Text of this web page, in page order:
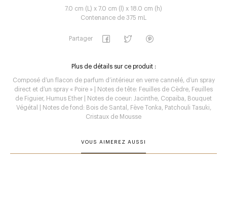
7.0 cm (L) x 7.0 cm (l) x 18.0 cm (h)
Contenance de 375 mL
Partager
Plus de détails sur ce produit :
Composé d’un flacon de parfum d’intérieur en verre cannelé, d’un spray
direct et d’un spray « Poire » | Notes de tête: Feuilles de Cèdre, Feuilles
de Figuier, Humus Ether | Notes de coeur: Jacinthe, Copaiba, Bouquet
Végétal | Notes de fond: Bois de Santal, Fève Tonka, Patchouli Tasuki,
Cristaux de Mousse
VOUS AIMEREZ AUSSI